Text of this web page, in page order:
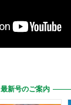
最新号のご案内